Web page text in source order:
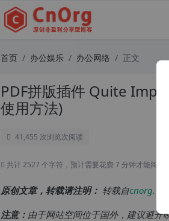
首页 办公娱乐 办公网络 正文
PDF拼版插件 Quite
使用方法)
41,455 次浏览次阅读
共计 2527 个字符，预计需要花费 7 分钟才能阅读
原创文章，转载请注明： 转载自
注意： 由于网站空间位于国外，建议避开